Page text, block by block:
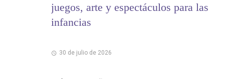
juegos, arte y espectáculos para las
infancias
30 de julio de 2026